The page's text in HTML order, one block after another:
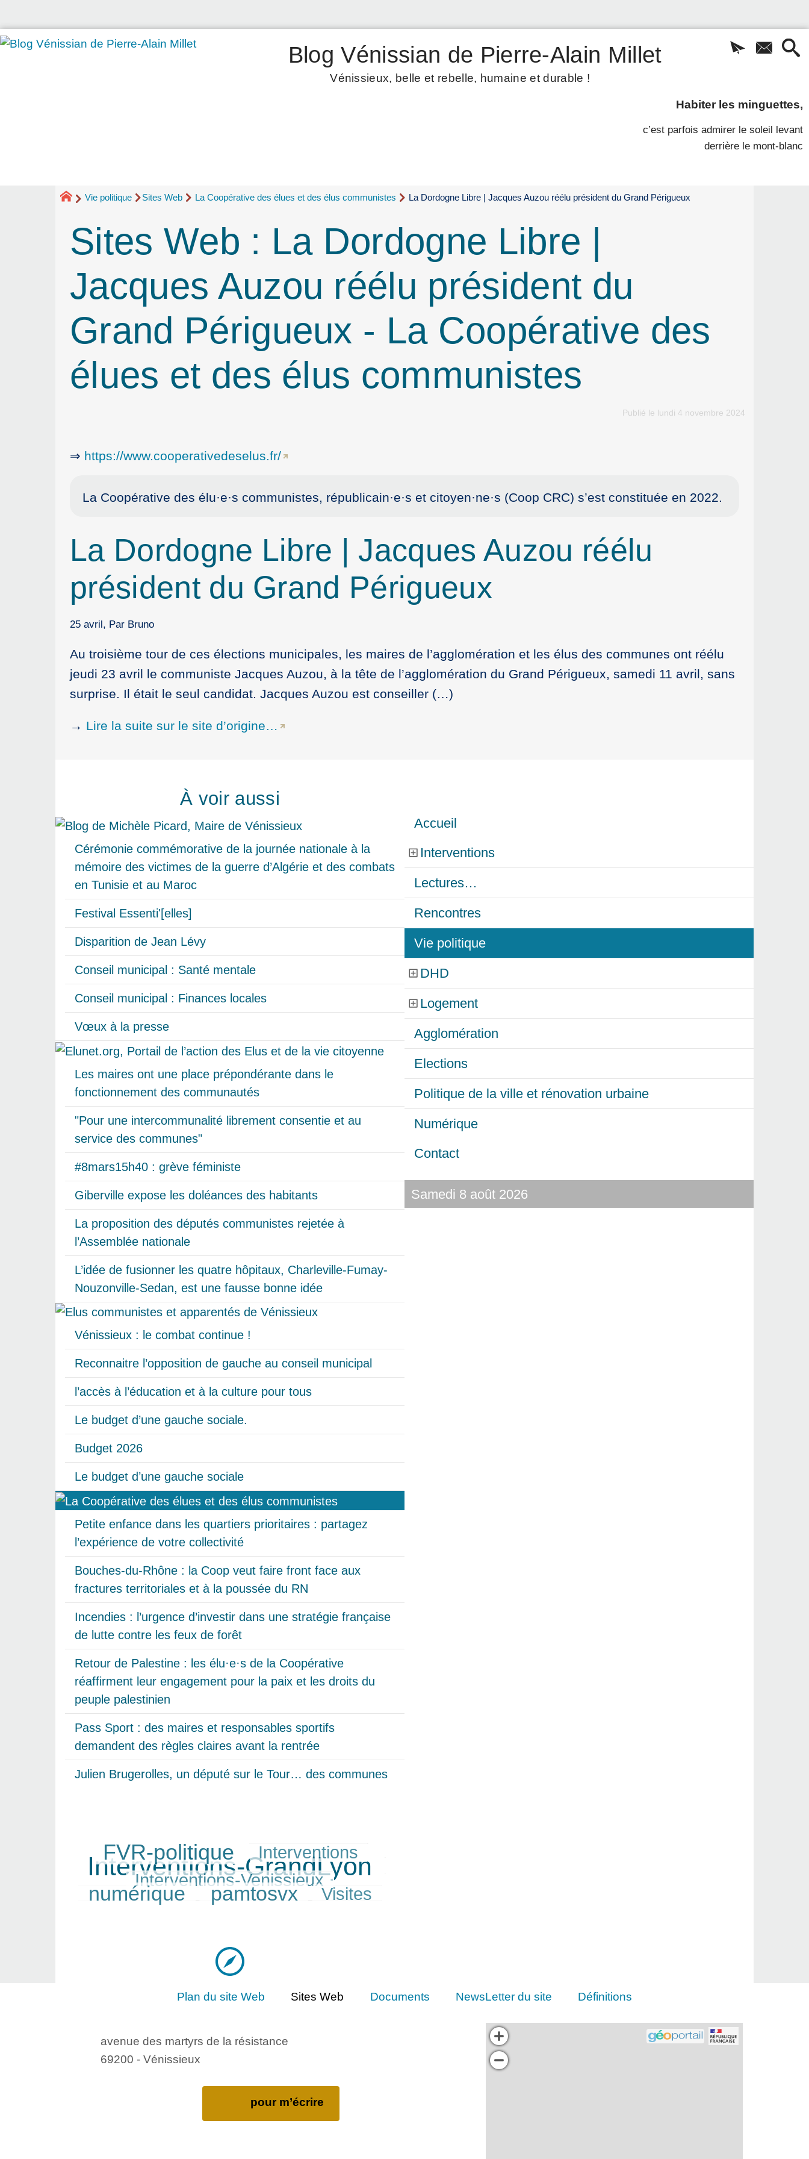
Blog Vénissian de Pierre-Alain Millet
Vénissieux, belle et rebelle, humaine et durable !
Habiter les minguettes,
c’est parfois admirer le soleil levant
derrière le mont-blanc
Vie politique Sites Web La Coopérative des élues et des élus communistes La Dordogne Libre | Jacques Auzou réélu président du Grand Périgueux
Sites Web : La Dordogne Libre |
Jacques Auzou réélu président du
Grand Périgueux - La Coopérative des
élues et des élus communistes
Publié le lundi 4 novembre 2024
⇒ https://www.cooperativedeselus.fr/
La Coopérative des élu·e·s communistes, républicain·e·s et citoyen·ne·s (Coop CRC) s’est constituée en 2022.
La Dordogne Libre | Jacques Auzou réélu
président du Grand Périgueux
25 avril, Par Bruno
Au troisième tour de ces élections municipales, les maires de l’agglomération et les élus des communes ont réélu
jeudi 23 avril le communiste Jacques Auzou, à la tête de l’agglomération du Grand Périgueux, samedi 11 avril, sans
surprise. Il était le seul candidat. Jacques Auzou est conseiller (…)
→ Lire la suite sur le site d’origine…
Accueil
Interventions
Lectures…
Rencontres
Vie politique
DHD
Logement
Agglomération
Elections
Politique de la ville et rénovation urbaine
Numérique
Contact
Samedi 8 août 2026
À voir aussi
Cérémonie commémorative de la journée nationale à la
mémoire des victimes de la guerre d’Algérie et des combats
en Tunisie et au Maroc
Festival Essenti'[elles]
Disparition de Jean Lévy
Conseil municipal : Santé mentale
Conseil municipal : Finances locales
Vœux à la presse
Les maires ont une place prépondérante dans le
fonctionnement des communautés
"Pour une intercommunalité librement consentie et au
service des communes"
#8mars15h40 : grève féministe
Giberville expose les doléances des habitants
La proposition des députés communistes rejetée à
l’Assemblée nationale
L’idée de fusionner les quatre hôpitaux, Charleville-Fumay-
Nouzonville-Sedan, est une fausse bonne idée
Vénissieux : le combat continue !
Reconnaitre l’opposition de gauche au conseil municipal
l’accès à l’éducation et à la culture pour tous
Le budget d’une gauche sociale.
Budget 2026
Le budget d’une gauche sociale
Petite enfance dans les quartiers prioritaires : partagez
l’expérience de votre collectivité
Bouches-du-Rhône : la Coop veut faire front face aux
fractures territoriales et à la poussée du RN
Incendies : l’urgence d’investir dans une stratégie française
de lutte contre les feux de forêt
Retour de Palestine : les élu·e·s de la Coopérative
réaffirment leur engagement pour la paix et les droits du
peuple palestinien
Pass Sport : des maires et responsables sportifs
demandent des règles claires avant la rentrée
Julien Brugerolles, un député sur le Tour… des communes
222/308FVR-politique
166/308 Interventions
308/308
Interventions-GrandLyon
150/308
Interventions-Venissieux
212/308
numérique
217/308 pamtosvx
165/308 Visites
Plan du site Web Sites Web Documents NewsLetter du site Définitions
avenue des martyrs de la résistance
69200 - Vénissieux
pour m’écrire